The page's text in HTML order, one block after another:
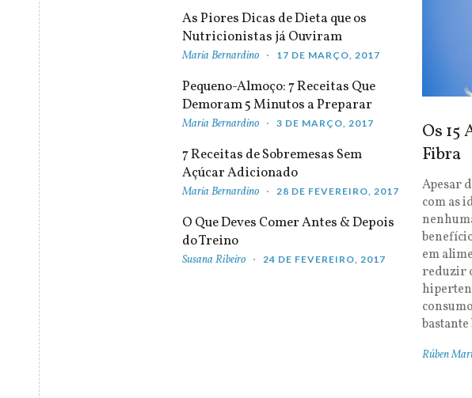
As Piores Dicas de Dieta que os
Nutricionistas já Ouviram
Maria Bernardino 17 DE MARÇO, 2017
Pequeno-Almoço: 7 Receitas Que
Demoram 5 Minutos a Preparar
Maria Bernardino 3 DE MARÇO, 2017
7 Receitas de Sobremesas Sem
Açúcar Adicionado
Maria Bernardino 28 DE FEVEREIRO, 2017
O Que Deves Comer Antes & Depois
do Treino
Susana Ribeiro 24 DE FEVEREIRO, 2017
Os 15
Fibra
Apesar
com as
em
reduzir
Rúben